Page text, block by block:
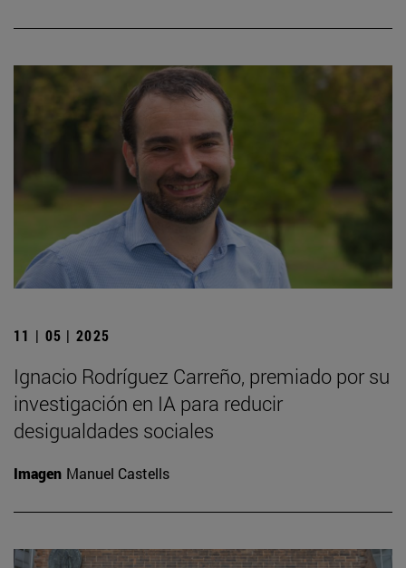
11 | 05 | 2025
Ignacio Rodríguez Carreño, premiado por su
investigación en IA para reducir
desigualdades sociales
Imagen Manuel Castells